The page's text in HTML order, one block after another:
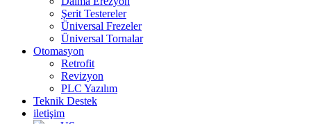
Şerit Testereler
Üniversal Frezeler
Üniversal Tornalar
Otomasyon
Retrofit
Revizyon
PLC Yazılım
Teknik Destek
iletişim